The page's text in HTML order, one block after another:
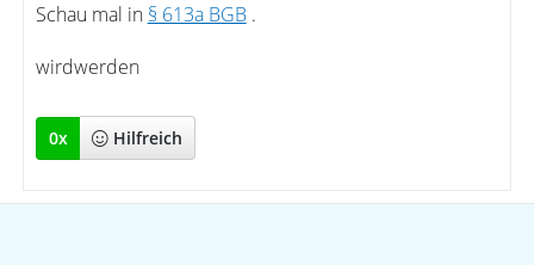
Schau mal in § 613a BGB.
wirdwerden
0x Hilfreich